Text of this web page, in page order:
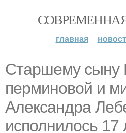
главная
Старшему сыну
перминовой и
Александра
исполнилось 17